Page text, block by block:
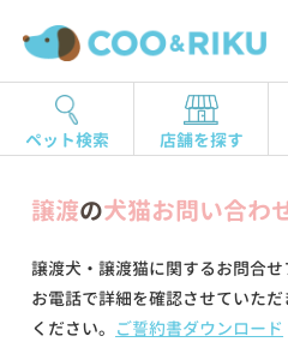
ペット検索 店舗を探す
譲渡の犬猫お問い合わ
譲渡犬・譲渡猫に関するお問合せ
お電話で詳細を確認させていた
ください。 ご誓約書ダウンロード